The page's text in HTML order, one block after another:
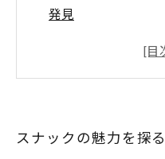
発見
季節ごとに変わる
アットホームな雰
スナックの魅力を探